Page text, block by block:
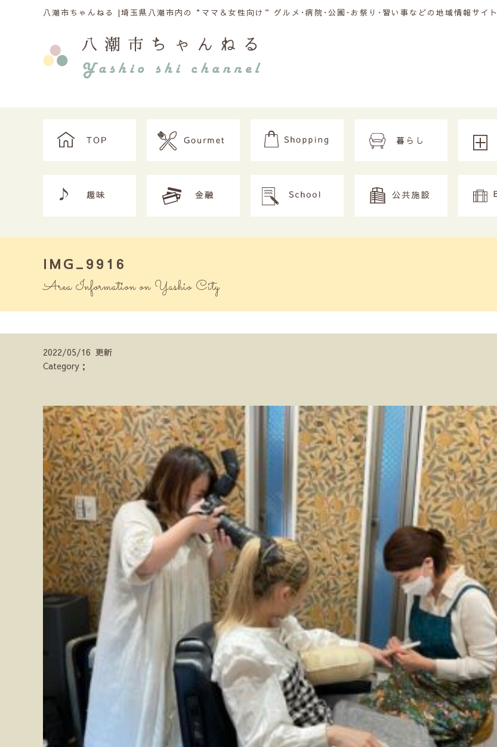
八潮市ちゃんねる |埼玉県八潮市内の“ママ＆女性向け”グルメ･病院･公園･お祭り･習い事などの地域情報サイト
IMG_9916
Area Information on Yashio City
2022/05/16 更新
Category；